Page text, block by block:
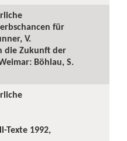
für
V.
die Zukunft der
Böhlau, S.
Texte 1992,